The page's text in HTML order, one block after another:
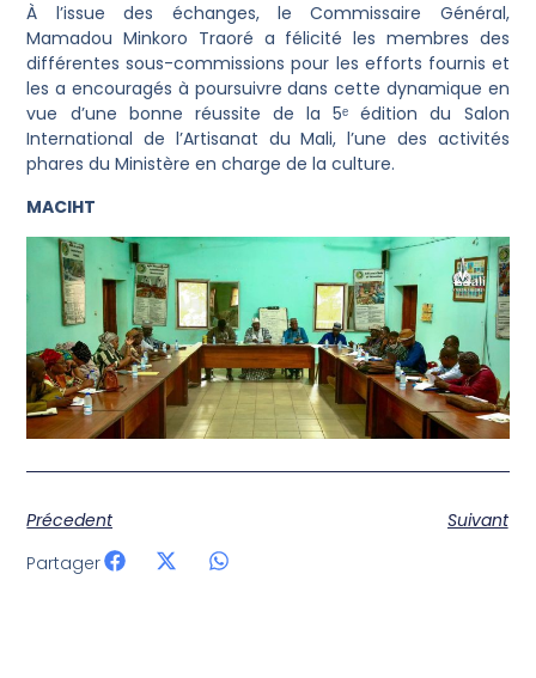
À l’issue des échanges, le Commissaire Général,
Mamadou Minkoro Traoré a félicité les membres des
différentes sous-commissions pour les efforts fournis et
les a encouragés à poursuivre dans cette dynamique en
vue d’une bonne réussite de la 5ᵉ édition du Salon
International de l’Artisanat du Mali, l’une des activités
phares du Ministère en charge de la culture.
MACIHT
Précedent
Suivant
Partager